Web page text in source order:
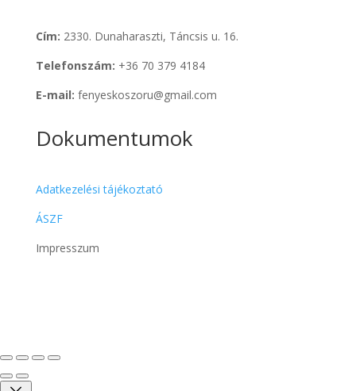
Cím: 2330. Dunaharaszti, Táncsis u. 16.
Telefonszám: +36 70 379 4184
E-mail: fenyeskoszoru@gmail.com
Dokumentumok
Adatkezelési tájékoztató
ÁSZF
Impresszum